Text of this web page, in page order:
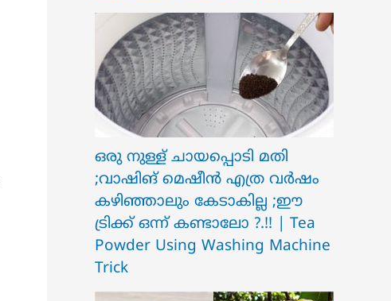
ഒരു നുള്ള് ചായപ്പൊടി മതി
;വാഷിങ് മെഷീൻ എത്ര വർഷം
കഴിഞ്ഞാലും കേടാകില്ല ;ഈ
ട്രിക്ക് ഒന്ന് കണ്ടാലോ ?.!! | Tea
Powder Using Washing Machine
Trick